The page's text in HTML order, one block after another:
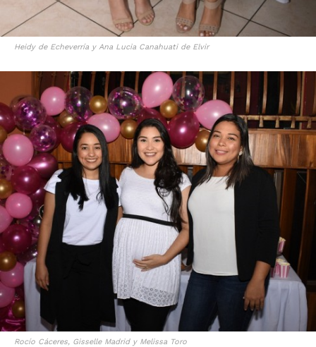
Heidy de Echeverría y Ana Lucia Canahuati de Elvir
Rocío Cáceres, Gisselle Madrid y Melissa Toro